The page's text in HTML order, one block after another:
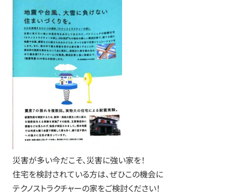
災害が多い今だこそ、災害に強い家を！
住宅を検討されている方は、ぜひこの機会に
テクノストラクチャーの家をご検討ください！